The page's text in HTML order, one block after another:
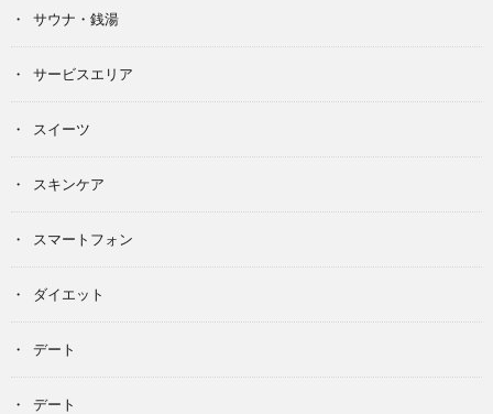
サウナ・銭湯
サービスエリア
スイーツ
スキンケア
スマートフォン
ダイエット
デート
デート